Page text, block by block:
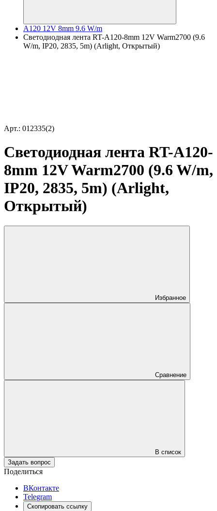
A120 12V 8mm 9.6 W/m
Светодиодная лента RT-A120-8mm 12V Warm2700 (9.6
W/m, IP20, 2835, 5m) (Arlight, Открытый)
Арт.: 012335(2)
Светодиодная лента RT-A120-
8mm 12V Warm2700 (9.6 W/m,
IP20, 2835, 5m) (Arlight,
Открытый)
Избранное
Сравнение
В список
Задать вопрос
Поделиться
ВКонтакте
Telegram
Скопировать ссылку